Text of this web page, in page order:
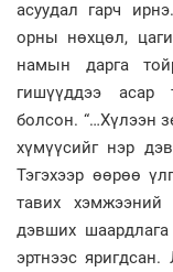
асуудал гарч
орны нөхцөл,
намын дарга
гишүүддээ асар
болсон. “…Хүлээн
хүмүүсийг нэр
Тэгэхээр өөрөө
тавих хэмжээний
дэвших
эртнээс